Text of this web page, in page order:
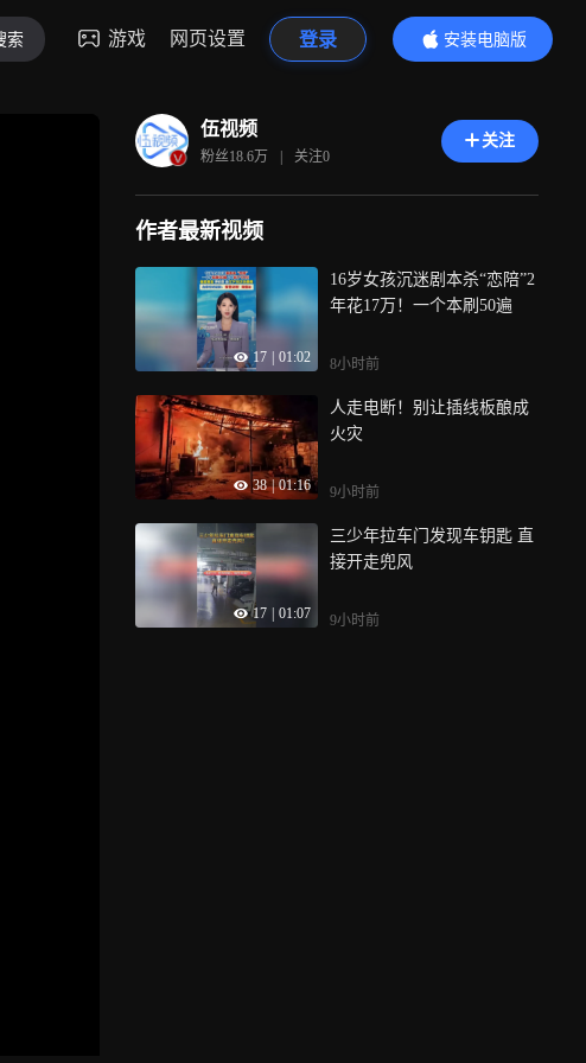
索 游戏 网页设置 登录
安装电脑版
内容更精彩
伍视频
粉丝18.6万 | 关注0
关注
作者最新视频
17 01:02
16岁女孩沉迷剧本杀“恋陪”2
年花17万！一个本刷50遍
8小时前
38 | 01:16
人走电断！别让插线板酿成
火灾
9小时前
17 01:07
三少年拉车门发现车钥匙 直
接开走兜风
9小时前